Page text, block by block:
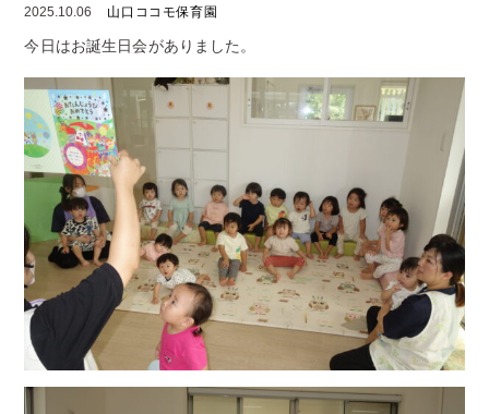
2025.10.06 山口ココモ保育園
今日はお誕生日会がありました。